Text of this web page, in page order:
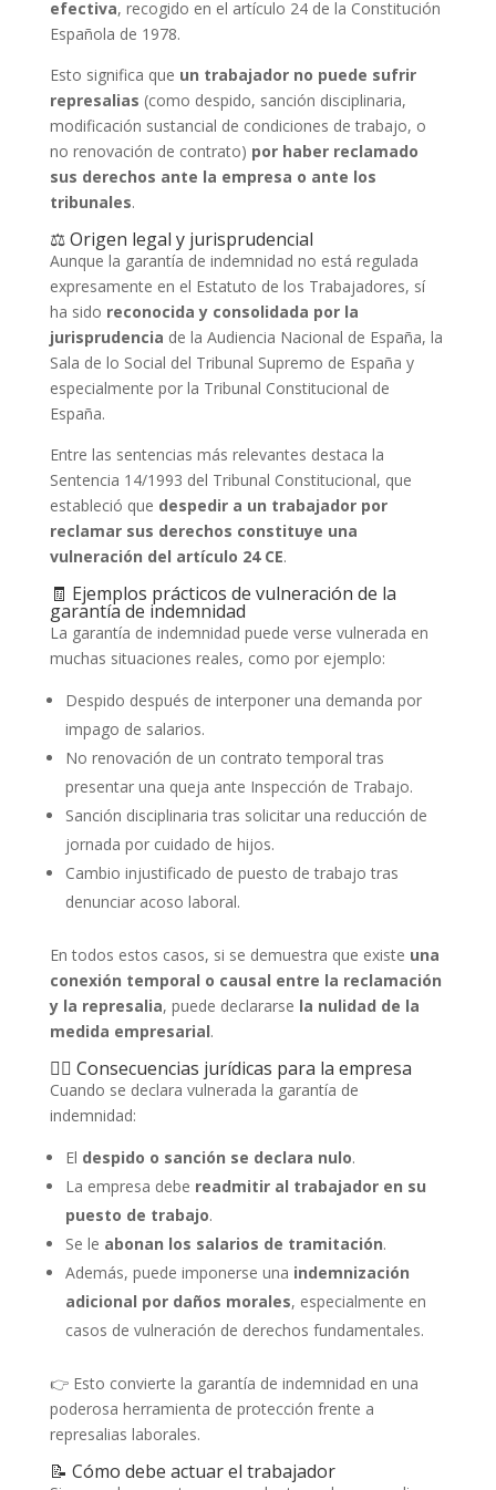
efectiva, recogido en el artículo 24 de la Constitución
Española de 1978.
Esto significa que un trabajador no puede sufrir
represalias (como despido, sanción disciplinaria,
modificación sustancial de condiciones de trabajo, o
no renovación de contrato) por haber reclamado
sus derechos ante la empresa o ante los
tribunales.
⚖️ Origen legal y jurisprudencial
Aunque la garantía de indemnidad no está regulada
expresamente en el Estatuto de los Trabajadores, sí
ha sido reconocida y consolidada por la
jurisprudencia de la Audiencia Nacional de España, la
Sala de lo Social del Tribunal Supremo de España y
especialmente por la Tribunal Constitucional de
España.
Entre las sentencias más relevantes destaca la
Sentencia 14/1993 del Tribunal Constitucional, que
estableció que despedir a un trabajador por
reclamar sus derechos constituye una
vulneración del artículo 24 CE.
🧾 Ejemplos prácticos de vulneración de la
garantía de indemnidad
La garantía de indemnidad puede verse vulnerada en
muchas situaciones reales, como por ejemplo:
Despido después de interponer una demanda por
impago de salarios.
No renovación de un contrato temporal tras
presentar una queja ante Inspección de Trabajo.
Sanción disciplinaria tras solicitar una reducción de
jornada por cuidado de hijos.
Cambio injustificado de puesto de trabajo tras
denunciar acoso laboral.
En todos estos casos, si se demuestra que existe una
conexión temporal o causal entre la reclamación
y la represalia, puede declararse la nulidad de la
medida empresarial.
🧑‍⚖️ Consecuencias jurídicas para la empresa
Cuando se declara vulnerada la garantía de
indemnidad:
El despido o sanción se declara nulo.
La empresa debe readmitir al trabajador en su
puesto de trabajo.
Se le abonan los salarios de tramitación.
Además, puede imponerse una indemnización
adicional por daños morales, especialmente en
casos de vulneración de derechos fundamentales.
👉 Esto convierte la garantía de indemnidad en una
poderosa herramienta de protección frente a
represalias laborales.
📝 Cómo debe actuar el trabajador